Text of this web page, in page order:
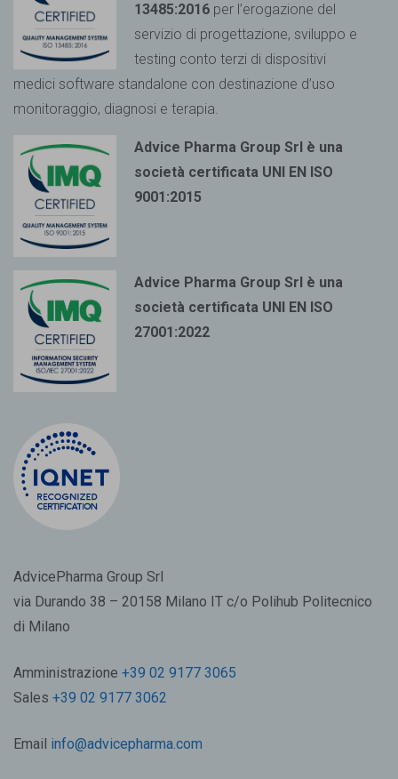
13485:2016 per l’erogazione del
servizio di progettazione, sviluppo e
testing conto terzi di dispositivi
medici software standalone con destinazione d’uso
monitoraggio, diagnosi e terapia.
Advice Pharma Group Srl è una
società certificata UNI EN ISO
9001:2015
Advice Pharma Group Srl è una
società certificata UNI EN ISO
27001:2022
AdvicePharma Group Srl
via Durando 38 – 20158 Milano IT c/o Polihub Politecnico
di Milano
Amministrazione +39 02 9177 3065
Sales +39 02 9177 3062
Email info@advicepharma.com